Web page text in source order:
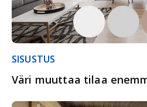
SISUSTUS
Väri muuttaa tilaa